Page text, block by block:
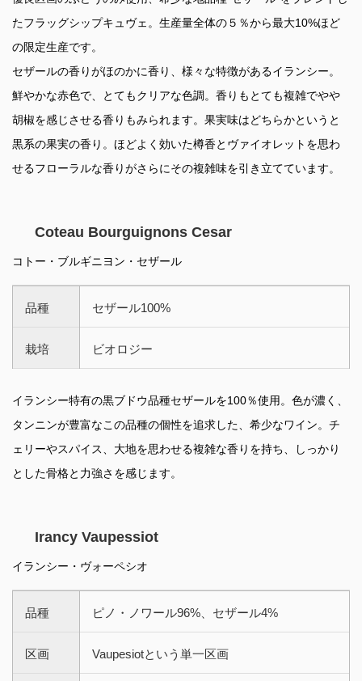
たフラッグシップキュヴェ。生産量全体の５％から最大10%ほど
の限定生産です。
セザールの香りがほのかに香り、様々な特徴があるイランシー。
鮮やかな赤色で、とてもクリアな色調。香りもとても複雑でやや
胡椒を感じさせる香りもみられます。果実味はどちらかというと
黒系の果実の香り。ほどよく効いた樽香とヴァイオレットを思わ
せるフローラルな香りがさらにその複雑味を引き立てています。
Coteau Bourguignons Cesar
コトー・ブルギニヨン・セザール
品種 セザール100%
栽培 ビオロジー
イランシー特有の黒ブドウ品種セザールを100％使用。色が濃く、
タンニンが豊富なこの品種の個性を追求した、希少なワイン。チ
ェリーやスパイス、大地を思わせる複雑な香りを持ち、しっかり
とした骨格と力強さを感じます。
Irancy Vaupessiot
イランシー・ヴォーペシオ
品種 ピノ・ノワール96%、セザール4%
区画 Vaupesiotという単一区画